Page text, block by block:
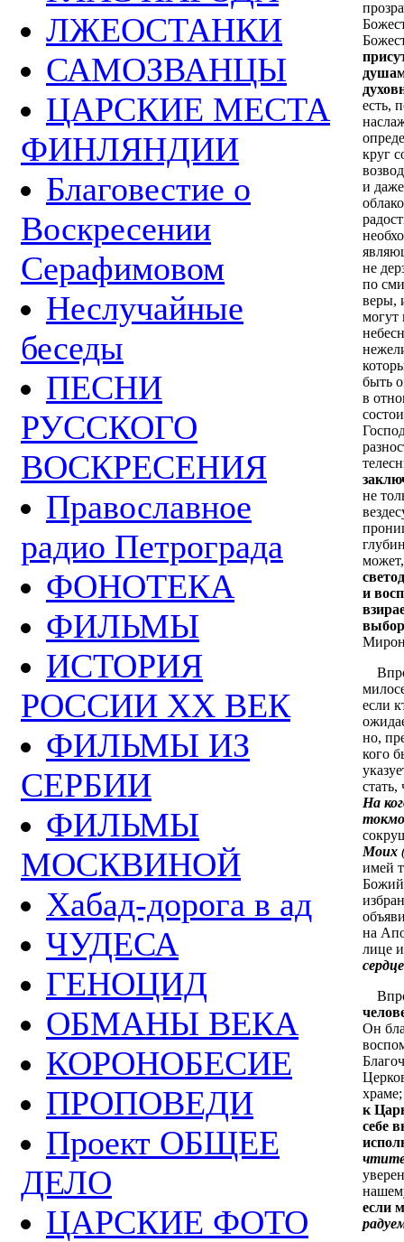
ЛЖЕОСТАНКИ
САМОЗВАНЦЫ
ЦАРСКИЕ МЕСТА
ФИНЛЯНДИИ
Благовестие о
Воскресении
Серафимовом
Неслучайные
беседы
ПЕСНИ
РУССКОГО
ВОСКРЕСЕНИЯ
Православное
радио Петрограда
ФОНОТЕКА
ФИЛЬМЫ
ИСТОРИЯ
РОССИИ ХХ ВЕК
ФИЛЬМЫ ИЗ
СЕРБИИ
ФИЛЬМЫ
МОСКВИНОЙ
Хабад-дорога в ад
ЧУДЕСА
ГЕНОЦИД
ОБМАНЫ ВЕКА
КОРОНОБЕСИЕ
ПРОПОВЕДИ
Проект ОБЩЕЕ
ДЕЛО
ЦАРСКИЕ ФОТО
есть,
круг
и
не
по
веры,
могут
быть
в
не
и
если
но,
кого
На
токмо
Моих
имей
на
лице
Он
к
себе
если